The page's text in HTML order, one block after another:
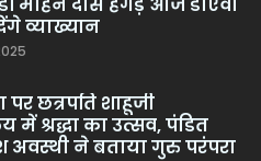
व्याख्यान
पर छत्रपति शाहूजी
में श्रद्धा का उत्सव, पंडित
अवस्थी ने बताया गुरु परंपरा